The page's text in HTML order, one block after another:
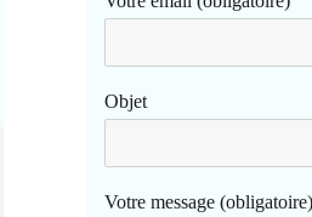
Objet
Votre message (obligatoire)